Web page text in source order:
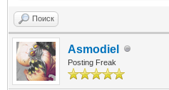
Поиск
Asmodiel
Posting Freak